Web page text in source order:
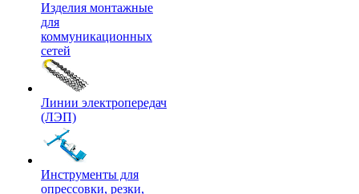
Изделия монтажные
для
коммуникационных
сетей
Линии электропередач
(ЛЭП)
Инструменты для
опрессовки, резки,